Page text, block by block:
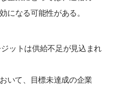
になる可能性がある。
ットは供給不足が見込まれ
いて、目標未達成の企業